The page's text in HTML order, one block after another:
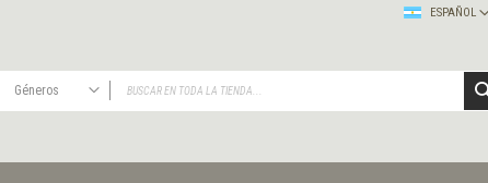
ESPAÑOL
Géneros